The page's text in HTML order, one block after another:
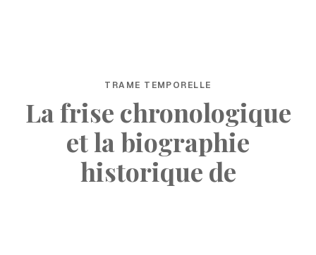
TRAME TEMPORELLE
La frise chronologique
et la biographie
historique de